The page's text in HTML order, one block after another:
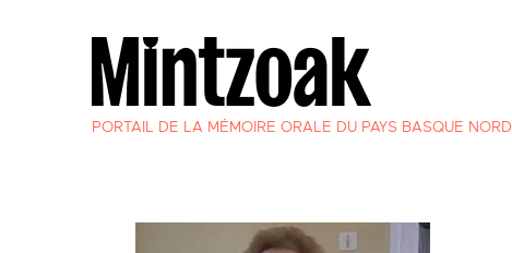
PORTAIL DE LA MÉMOIRE ORALE DU PAYS BASQUE NORD